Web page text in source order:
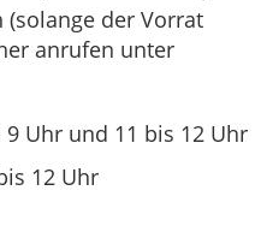
(solange der Vorrat
anrufen unter
Uhr und 11 bis 12 Uhr
12 Uhr